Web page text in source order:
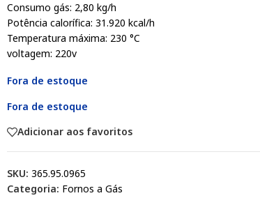
Consumo gás: 2,80 kg/h
Potência calorífica: 31.920 kcal/h
Temperatura máxima: 230 °C
voltagem: 220v
Fora de estoque
Fora de estoque
Adicionar aos favoritos
SKU: 365.95.0965
Categoria: Fornos a Gás